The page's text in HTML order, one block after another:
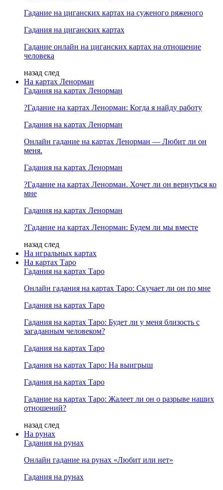
Гадание на циганских картах на суженого ряженого
Гадания на циганских картах
Гадание онлайн на циганских картах на отношение
человека
назад след
На картах Ленорман
Гадания на картах Ленорман
?Гадание на картах Ленорман: Когда я найду работу
Гадания на картах Ленорман
Онлайн гадание на картах Ленорман — Любит ли он
меня.
Гадания на картах Ленорман
?Гадание на картах Ленорман. Хочет ли он вернуться ко
мне
Гадания на картах Ленорман
?Гадание на картах Ленорман: Будем ли мы вместе
назад след
На игральных картах
На картах Таро
Гадания на картах Таро
Онлайн гадания на картах Таро: Скучает ли он по мне
Гадания на картах Таро
Гадания на картах Таро: Будет ли у меня близость с
загаданным человеком?
Гадания на картах Таро
Гадания на картах Таро: На выигрыш
Гадания на картах Таро
Гадание на картах Таро: Жалеет ли он о разрыве наших
отношений?
назад след
На рунах
Гадания на рунах
Онлайн гадание на рунах «Любит или нет»
Гадания на рунах